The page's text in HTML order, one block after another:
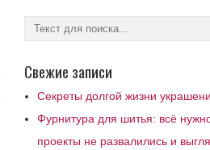
Свежие записи
Секреты долгой жизни
Фурнитура для шитья: всё
проекты не развалились и